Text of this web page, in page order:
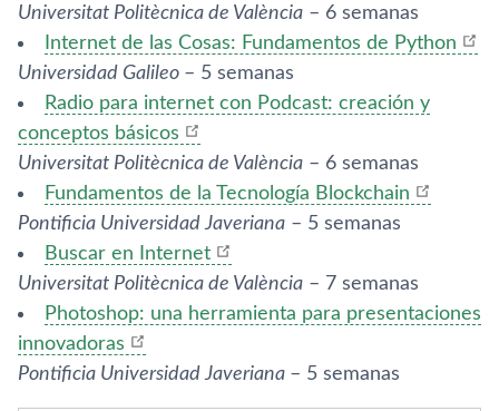
Universitat Politècnica de València – 6 semanas
Internet de las Cosas: Fundamentos de Python
Universidad Galileo – 5 semanas
Radio para internet con Podcast: creación y
conceptos básicos
Universitat Politècnica de València – 6 semanas
Fundamentos de la Tecnología Blockchain
Pontificia Universidad Javeriana – 5 semanas
Buscar en Internet
Universitat Politècnica de València – 7 semanas
Photoshop: una herramienta para presentaciones
innovadoras
Pontificia Universidad Javeriana – 5 semanas